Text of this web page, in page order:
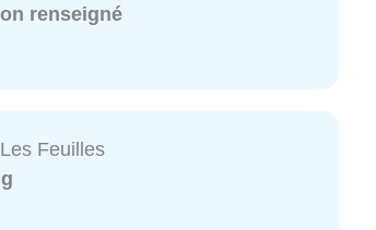
renseigné
Feuilles